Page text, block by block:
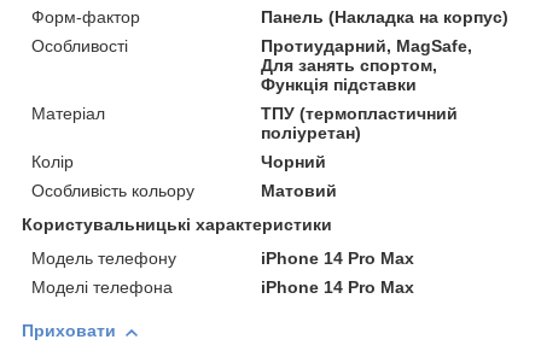
Форм-фактор
Панель (Накладка на корпус)
Особливості
Протиударний, MagSafe,
Для занять спортом,
Функція підставки
Матеріал
ТПУ (термопластичний
поліуретан)
Колір
Чорний
Особливість кольору
Матовий
Користувальницькі характеристики
Модель телефону
iPhone 14 Pro Max
Моделі телефона
iPhone 14 Pro Max
Приховати